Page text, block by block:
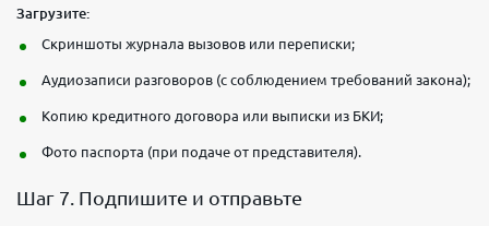
Загрузите:
Скриншоты журнала вызовов или переписки;
Аудиозаписи разговоров (с соблюдением требований закона);
Копию кредитного договора или выписки из БКИ;
Фото паспорта (при подаче от представителя).
Шаг 7. Подпишите и отправьте